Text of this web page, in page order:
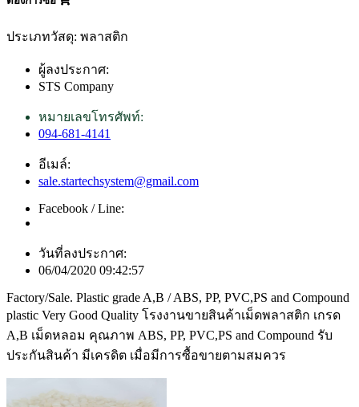
ประเภทวัสดุ: พลาสติก
ผู้ลงประกาศ:
STS Company
หมายเลขโทรศัพท์:
094-681-4141
อีเมล์:
sale.startechsystem@gmail.com
Facebook / Line:
วันที่ลงประกาศ:
06/04/2020 09:42:57
Factory/Sale. Plastic grade A,B / ABS, PP, PVC,PS and Compound
plastic Very Good Quality โรงงานขายสินค้าเม็ดพลาสติก เกรด
A,B เม็ดหลอม คุณภาพ ABS, PP, PVC,PS and Compound รับ
ประกันสินค้า มีเครดิต เมื่อมีการซื้อขายตามสมควร